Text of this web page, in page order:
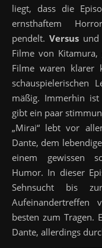
liegt, dass die
ernsthaftem
pendelt.Versus und
Filme von
Filme waren klarer
schauspielerischen
mäßig. Immerhin
gibt ein paar
„Mirai“ lebt vor
Dante, dem
einem gewissen
Humor. In dieser
Sehnsucht bis
besten zum Tragen.
Dante, allerdings